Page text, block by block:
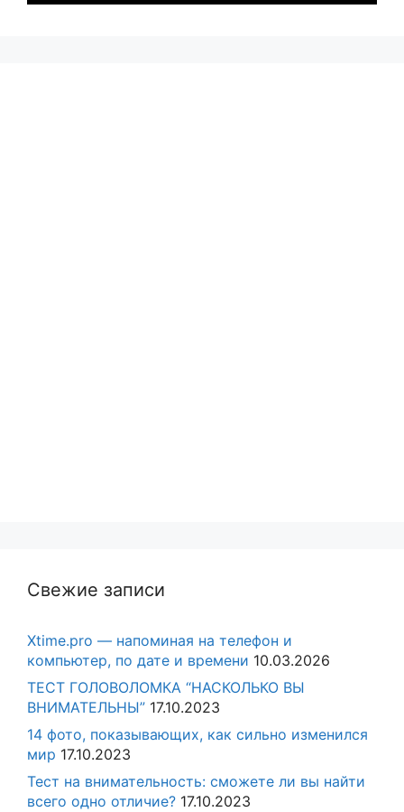
Свежие записи
Xtime.pro — напоминая на телефон и
компьютер, по дате и времени 10.03.2026
ТЕСТ ГОЛОВОЛОМКА “НАСКОЛЬКО ВЫ
ВНИМАТЕЛЬНЫ” 17.10.2023
14 фото, показывающих, как сильно изменился
мир 17.10.2023
Тест на внимательность: сможете ли вы найти
всего одно отличие? 17.10.2023